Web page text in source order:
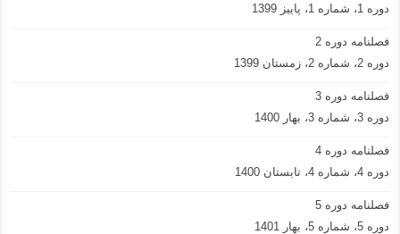
دوره 1، شماره 1، پاییز 1399
فصلنامه دوره 2
دوره 2، شماره 2، زمستان 1399
فصلنامه دوره 3
دوره 3، شماره 3، بهار 1400
فصلنامه دوره 4
دوره 4، شماره 4، تابستان 1400
فصلنامه دوره 5
دوره 5، شماره 5، بهار 1401